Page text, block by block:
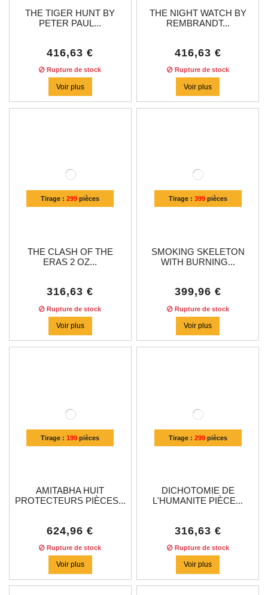
THE TIGER HUNT BY
PETER PAUL...
416,63 €
Rupture de stock
Voir plus
THE NIGHT WATCH BY
REMBRANDT...
416,63 €
Rupture de stock
Voir plus
Tirage :299 pièces
THE CLASH OF THE
ERAS 2 OZ...
316,63 €
Rupture de stock
Voir plus
Tirage : 399pièces
SMOKING SKELETON
WITH BURNING...
399,96 €
Rupture de stock
Voir plus
Tirage :199 pièces
AMITABHA HUIT
PROTECTEURS PIÈCES...
624,96 €
Rupture de stock
Voir plus
Tirage : 299pièces
DICHOTOMIE DE
L'HUMANITE PIÈCE...
316,63 €
Rupture de stock
Voir plus